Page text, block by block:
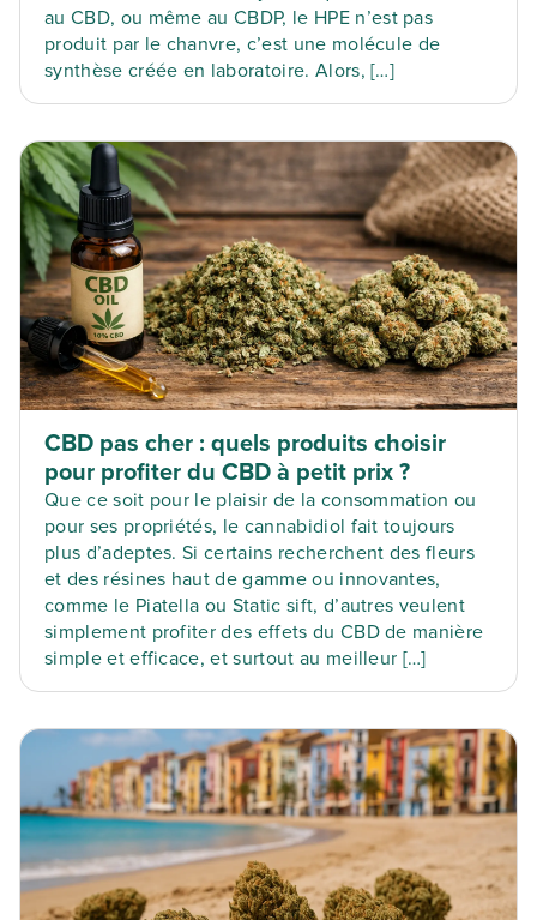
au CBD, ou même au CBDP, le HPE n’est pas
produit par le chanvre, c’est une molécule de
synthèse créée en laboratoire. Alors, […]
CBD pas cher : quels produits choisir
pour profiter du CBD à petit prix ?
Que ce soit pour le plaisir de la consommation ou
pour ses propriétés, le cannabidiol fait toujours
plus d’adeptes. Si certains recherchent des fleurs
et des résines haut de gamme ou innovantes,
comme le Piatella ou Static sift, d’autres veulent
simplement profiter des effets du CBD de manière
simple et efficace, et surtout au meilleur […]